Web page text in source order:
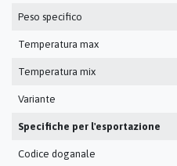
Peso specifico
Temperatura max
Temperatura mix
Variante
Specifiche per l'esportazione
Codice doganale